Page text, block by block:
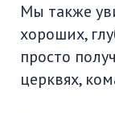
Мы также
хороших,
просто
церквях,